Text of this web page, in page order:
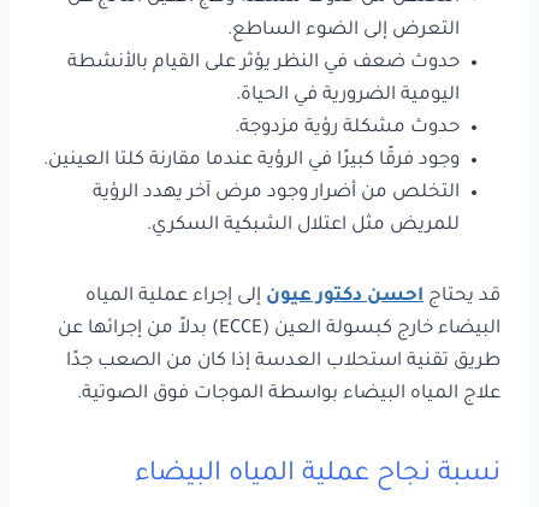
التعرض إلى الضوء الساطع.
حدوث ضعف في النظر يؤثر على القيام بالأنشطة
اليومية الضرورية في الحياة.
حدوث مشكلة رؤية مزدوجة.
وجود فرقًا كبيرًا في الرؤية عندما مقارنة كلتا العينين.
التخلص من أضرار وجود مرض آخر يهدد الرؤية
للمريض مثل اعتلال الشبكية السكري.
قد يحتاج احسن دكتور عيون إلى إجراء عملية المياه
البيضاء خارج كبسولة العين (ECCE) بدلاً من إجرائها عن
طريق تقنية استحلاب العدسة إذا كان من الصعب جدًا
علاج المياه البيضاء بواسطة الموجات فوق الصوتية.
نسبة نجاح عملية المياه البيضاء